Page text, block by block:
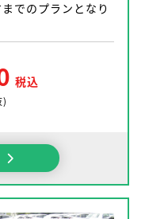
でのプランとなり
税込